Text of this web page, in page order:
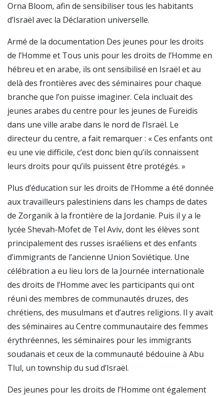
Orna Bloom, afin de sensibiliser tous les habitants
d’Israël avec la Déclaration universelle.
Armé de la documentation Des jeunes pour les droits
de l’Homme et Tous unis pour les droits de l’Homme en
hébreu et en arabe, ils ont sensibilisé en Israël et au
delà des frontières avec des séminaires pour chaque
branche que l’on puisse imaginer. Cela incluait des
jeunes arabes du centre pour les jeunes de Fureidis
dans une ville arabe dans le nord de l’Israël. Le
directeur du centre, a fait remarquer : « Ces enfants ont
eu une vie difficile, c’est donc bien qu’ils connaissent
leurs droits pour qu’ils puissent être protégés. »
Plus d’éducation sur les droits de l’Homme a été donnée
aux travailleurs palestiniens dans les champs de dates
de Zorganik à la frontière de la Jordanie. Puis il y a le
lycée Shevah-Mofet de Tel Aviv, dont les élèves sont
principalement des russes israéliens et des enfants
d’immigrants de l’ancienne Union Soviétique. Une
célébration a eu lieu lors de la Journée internationale
des droits de l’Homme avec les participants qui ont
réuni des membres de communautés druzes, des
chrétiens, des musulmans et d’autres religions. Il y avait
des séminaires au Centre communautaire des femmes
érythréennes, les séminaires pour les immigrants
soudanais et ceux de la communauté bédouine à Abu
Tlul, un township du sud d’Israël.
Des jeunes pour les droits de l’Homme ont également